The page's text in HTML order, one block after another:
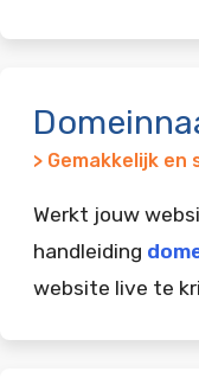
> Gemakkelijk en
Werkt jouw
handleiding
website live te